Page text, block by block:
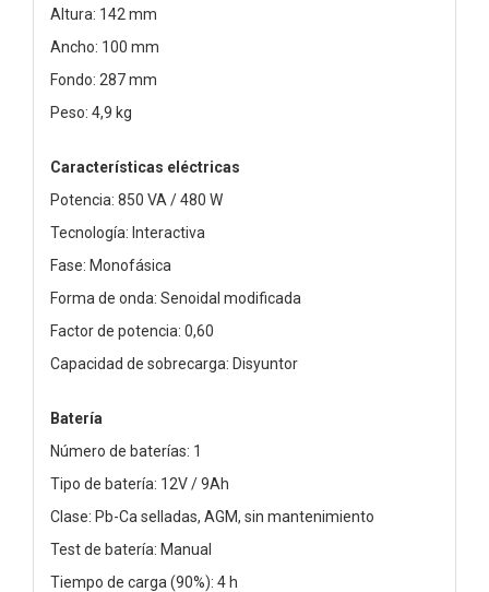
Altura: 142 mm
Ancho: 100 mm
Fondo: 287 mm
Peso: 4,9 kg
Características eléctricas
Potencia: 850 VA / 480 W
Tecnología: Interactiva
Fase: Monofásica
Forma de onda: Senoidal modificada
Factor de potencia: 0,60
Capacidad de sobrecarga: Disyuntor
Batería
Número de baterías: 1
Tipo de batería: 12V / 9Ah
Clase: Pb-Ca selladas, AGM, sin mantenimiento
Test de batería: Manual
Tiempo de carga (90%): 4 h